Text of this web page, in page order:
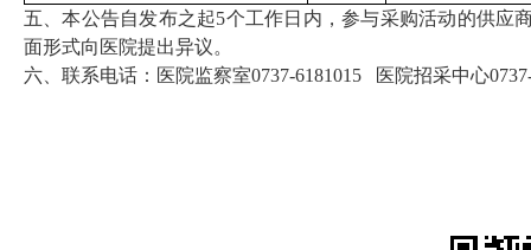
五、本公告自发布之起5个工作日内，参与采购活动的供应
面形式向医院提出异议。
六、联系电话：医院监察室0737-6181015
医院招采中心